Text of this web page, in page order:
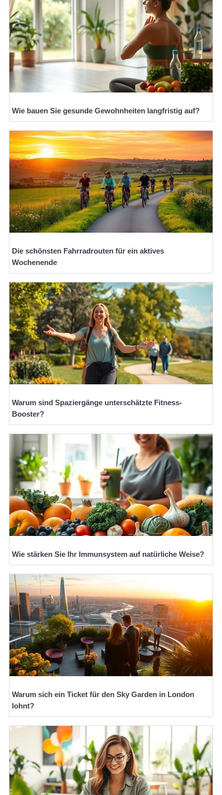
Wie bauen Sie gesunde Gewohnheiten langfristig auf?
Die schönsten Fahrradrouten für ein aktives
Wochenende
Warum sind Spaziergänge unterschätzte Fitness-
Booster?
Wie stärken Sie Ihr Immunsystem auf natürliche Weise?
Warum sich ein Ticket für den Sky Garden in London
lohnt?